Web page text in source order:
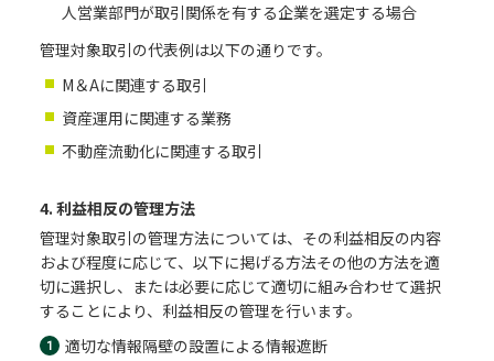
人営業部門が取引関係を有する企業を選定する場合
管理対象取引の代表例は以下の通りです。
M＆Aに関連する取引
資産運用に関連する業務
不動産流動化に関連する取引
4. 利益相反の管理方法
管理対象取引の管理方法については、その利益相反の内容
および程度に応じて、以下に掲げる方法その他の方法を適
切に選択し、または必要に応じて適切に組み合わせて選択
することにより、利益相反の管理を行います。
適切な情報隔壁の設置による情報遮断